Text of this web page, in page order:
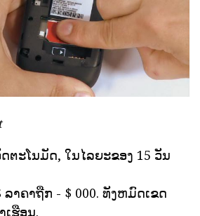
ຕະໂນມັດ, ໃນໄລຍະຂອງ 15 ວັນ
ລາຄາຖືກ - $ 000. ທັງຫມົດເຂດ
ຮືອນ.